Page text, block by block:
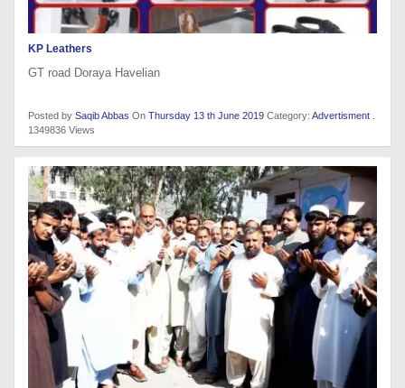
KP Leathers
GT road Doraya Havelian
Posted by Saqib Abbas On Thursday 13 th June 2019 Category: Advertisment
1349836 Views